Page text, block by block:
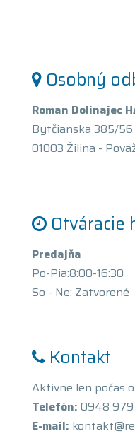
Osobný
Roman Dolinajec
Bytčianska 385/56
01003 Žilina -
Otváracie
Predajňa
Po-Pia:8:00-16:30
So - Ne: Zatvorené
Kontakt
Aktívne len počas
Telefón: 0948
E-mail: